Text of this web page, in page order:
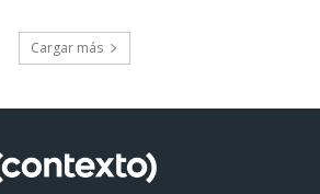
Cargar más